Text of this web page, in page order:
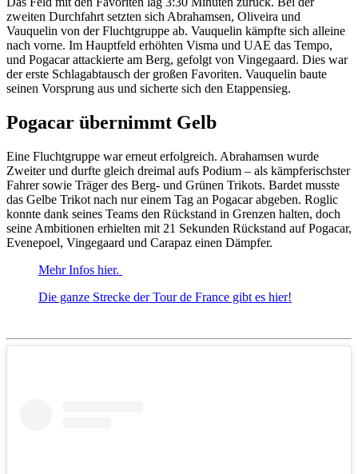
zweiten Durchfahrt setzten sich Abrahamsen, Oliveira und
Vauquelin von der Fluchtgruppe ab. Vauquelin kämpfte sich alleine
nach vorne. Im Hauptfeld erhöhten Visma und UAE das Tempo,
und Pogacar attackierte am Berg, gefolgt von Vingegaard. Dies war
der erste Schlagabtausch der großen Favoriten. Vauquelin baute
seinen Vorsprung aus und sicherte sich den Etappensieg.
Pogacar übernimmt Gelb
Eine Fluchtgruppe war erneut erfolgreich. Abrahamsen wurde
Zweiter und durfte gleich dreimal aufs Podium – als kämpferischster
Fahrer sowie Träger des Berg- und Grünen Trikots. Bardet musste
das Gelbe Trikot nach nur einem Tag an Pogacar abgeben. Roglic
konnte dank seines Teams den Rückstand in Grenzen halten, doch
seine Ambitionen erhielten mit 21 Sekunden Rückstand auf Pogacar,
Evenepoel, Vingegaard und Carapaz einen Dämpfer.
Mehr Infos hier.
Die ganze Strecke der Tour de France gibt es hier!